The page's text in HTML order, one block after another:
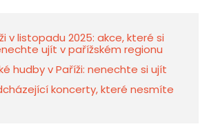
v listopadu 2025: akce, které si
ujít v pařížském regionu
hudby v Paříži: nenechte si ujít
koncerty, které nesmíte